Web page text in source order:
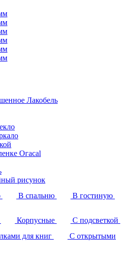
Лакобель
Огасаl
рисунок
В спальню
В гостиную
Корпусные
С подсветкой
для книг
С открытыми